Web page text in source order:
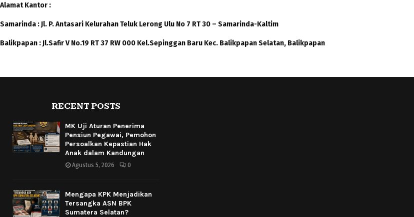
Alamat Kantor :
Samarinda : Jl. P. Antasari Kelurahan Teluk Lerong Ulu No 7 RT 30 – Samarinda-Kaltim
Balikpapan : Jl.Safir V No.19 RT 37 RW 000 Kel.Sepinggan Baru Kec. Balikpapan Selatan, Balikpapan
RECENT POSTS
MK Uji Aturan Penerima
Pensiun Pegawai, Pemohon
Persoalkan Kepastian Hak
Anak dalam Kandungan
Agustus 5, 2026 0
Mengapa KPK Menjadikan
Tersangka ASN BPK
Sumatera Selatan?